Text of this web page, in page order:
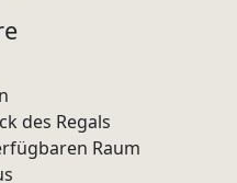
des Regals
Raum